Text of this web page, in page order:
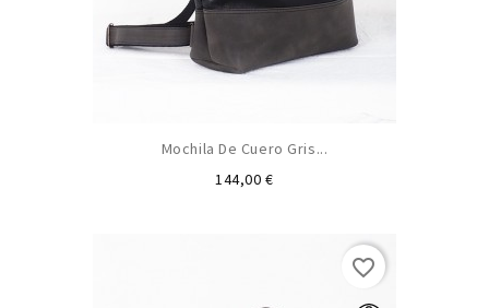
Mochila De Cuero Gris...
144,00 €Precio
favorite_border